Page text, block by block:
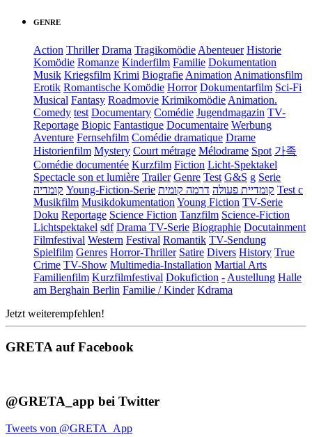
GENRE
Action Thriller Drama Tragikomödie Abenteuer Historie
Komödie Romanze Kinderfilm Familie Dokumentation
Musik Kriegsfilm Krimi Biografie Animation Animationsfilm
Erotik Romantische Komödie Horror Dokumentarfilm Sci-Fi
Musical Fantasy Roadmovie Krimikomödie Animation.
Comedy test Documentary Comédie Jugendmagazin TV-
Reportage Biopic Fantastique Documentaire Werbung
Aventure Fernsehfilm Comédie dramatique Drame
Historienfilm Mystery Court métrage Mélodrame Spot 가족
Comédie documentée Kurzfilm Fiction Licht-Spektakel
Spectacle son et lumière Trailer Genre Test G&S g Serie
קומדיה Young-Fiction-Serie קומדיית פעולה דרמה קומית
Test c
Musikfilm Musikdokumentation Young Fiction TV-Serie
Doku Reportage Science Fiction Tanzfilm Science-Fiction
Lichtspektakel sdf Drama TV-Serie Biographie Docutainment
Filmfestival Western Festival Romantik TV-Sendung
Spielfilm Genres Horror-Thriller Satire Divers History True
Crime TV-Show Multimedia-Installation Martial Arts
Familienfilm Kurzfilmfestival Dokufiction - Austellung Halle
am Berghain Berlin Familie / Kinder Kdrama
Jetzt weiterempfehlen!
GRETA auf Facebook
@GRETA_app bei Twitter
Tweets von @GRETA_App